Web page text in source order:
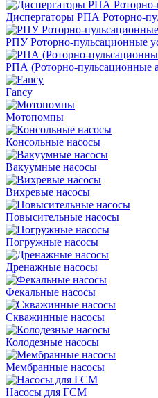
Диспергаторы РПА Роторно-
РПУ Роторно-пульсационные
РПА (Роторно-пульсационные
Fancy
Мотопомпы
Консольные насосы
Вакуумные насосы
Вихревые насосы
Повысительные насосы
Погружные насосы
Дренажные насосы
Фекальные насосы
Скважинные насосы
Колодезные насосы
Мембранные насосы
Насосы для ГСМ